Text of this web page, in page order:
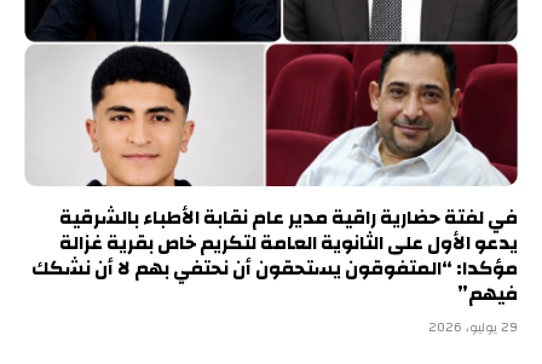
في لفتة حضارية راقية مدير عام نقابة الأطباء بالشرقية
يدعو الأول على الثانوية العامة لتكريم خاص بقرية غزالة
مؤكدا: “المتفوقون يستحقون أن نحتفي بهم لا أن نشكك
فيهم”
29 يوليو، 2026